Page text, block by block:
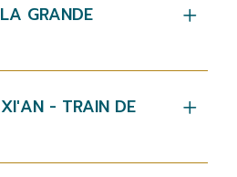
GRANDE
- TRAIN DE